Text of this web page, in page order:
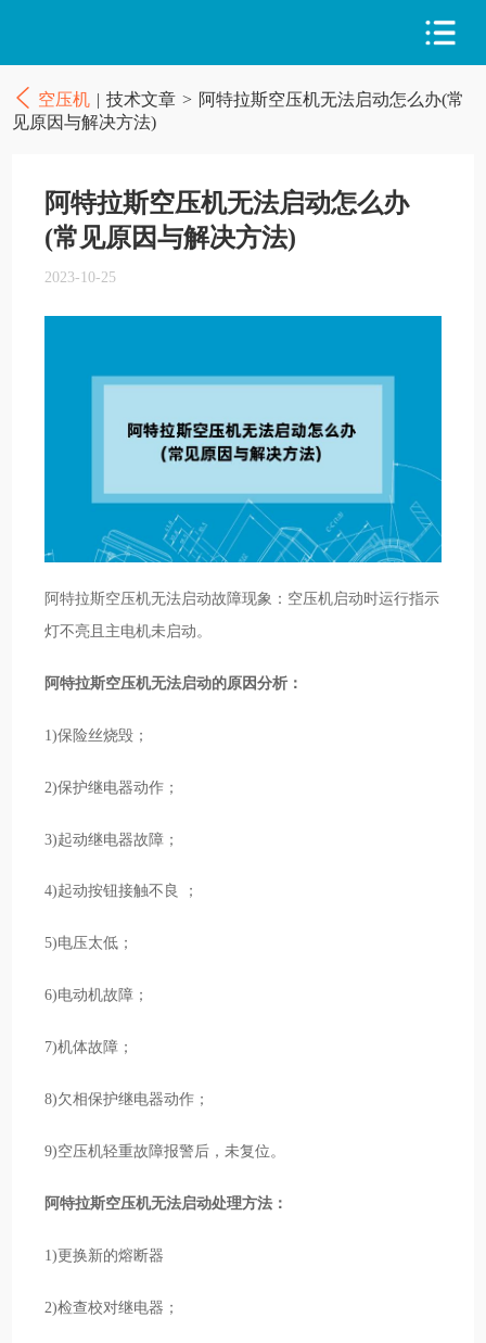
空压机 | 技术文章 > 阿特拉斯空压机无法启动怎么办(常
见原因与解决方法)
阿特拉斯空压机无法启动怎么办
(常见原因与解决方法)
2023-10-25
阿特拉斯空压机无法启动故障现象：空压机启动时运行指示
灯不亮且主电机未启动。
阿特拉斯空压机无法启动的原因分析：
1)保险丝烧毁；
2)保护继电器动作；
3)起动继电器故障；
4)起动按钮接触不良 ；
5)电压太低；
6)电动机故障；
7)机体故障；
8)欠相保护继电器动作；
9)空压机轻重故障报警后，未复位。
阿特拉斯空压机无法启动处理方法：
1)更换新的熔断器
2)检查校对继电器；